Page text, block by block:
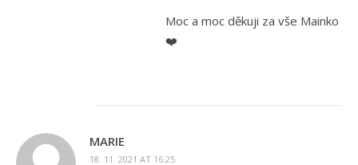
Moc a moc děkuji za vše Mainko
❤️
MARIE
18. 11. 2021 AT 16:25